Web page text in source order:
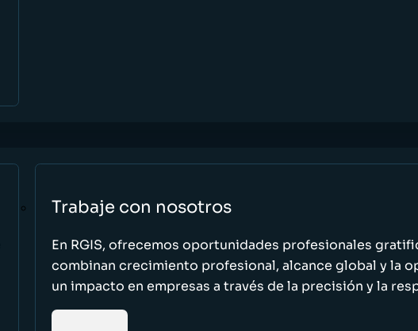
Trabaje con nosotros
En RGIS, ofrecemos oportunidades profesionales
combinan crecimiento profesional, alcance global y la
un impacto en empresas a través de la precisión y la